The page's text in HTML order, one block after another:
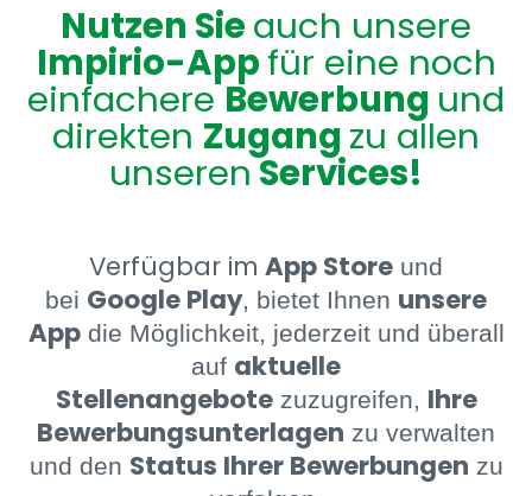
Nutzen Sieauch unsere
Impirio-Appfür eine noch
einfachereBewerbung und
direkten Zugangzu allen
unserenServices!
Verfügbar im App Store und
bei Google Play, bietet Ihnen unsere
Appdie Möglichkeit, jederzeit und überall
auf aktuelle
Stellenangebotezuzugreifen, Ihre
Bewerbungsunterlagen zu verwalten
und den Status Ihrer Bewerbungen zu